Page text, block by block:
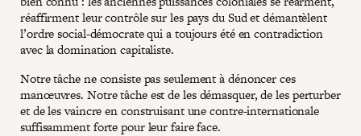
réaffirment leur contrôle sur les pays du Sud et démantèlent
l’ordre social-démocrate qui a toujours été en contradiction
avec la domination capitaliste.
Notre tâche ne consiste pas seulement à dénoncer ces
manœuvres. Notre tâche est de les démasquer, de les perturber
et de les vaincre en construisant une contre-internationale
suffisamment forte pour leur faire face.